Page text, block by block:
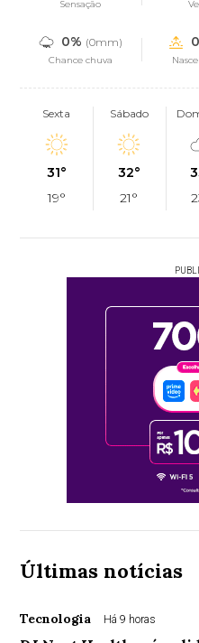
Sensação
0% (0mm)
Chance chuva
Sexta
31°
19°
Sábado
32°
21°
Últimas notícias
Tecnologia Há 9 horas